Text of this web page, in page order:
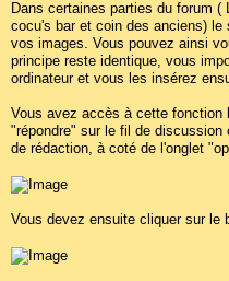
Dans certaines parties du forum (
cocu's bar et coin des anciens)
vos images. Vous pouvez ainsi
principe reste identique, vous
ordinateur et vous les insérez
Vous avez accès à cette fonction
"répondre" sur le fil de
de rédaction, à coté de l'onglet
Vous devez ensuite cliquer sur le